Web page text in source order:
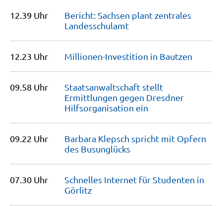
12.39 Uhr
Bericht: Sachsen plant zentrales
Landesschulamt
12.23 Uhr Millionen-Investition in Bautzen
09.58 Uhr
Staatsan­waltschaft stellt
Ermittlungen gegen Dresdner
Hilfsorga­nisation ein
09.22 Uhr
Barbara Klepsch spricht mit Opfern
des Busunglücks
07.30 Uhr
Schnelles Internet für Studenten in
Görlitz